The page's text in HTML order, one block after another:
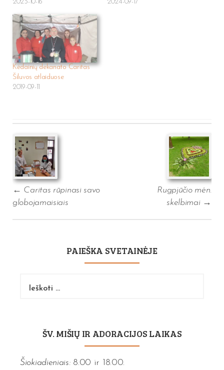
2023-10-16
2024-09-17
Kėdainių dekanato Caritas
Šiluvos atlaiduose
2019-09-11
navigation
← Caritas rūpinasi savo
globojamaisiais
Rugpjūčio mėn.
skelbimai →
PAIEŠKA SVETAINĖJE
ŠV. MIŠIŲ IR ADORACIJOS LAIKAS
Šiokiadieniais:8.00 ir 18.00.